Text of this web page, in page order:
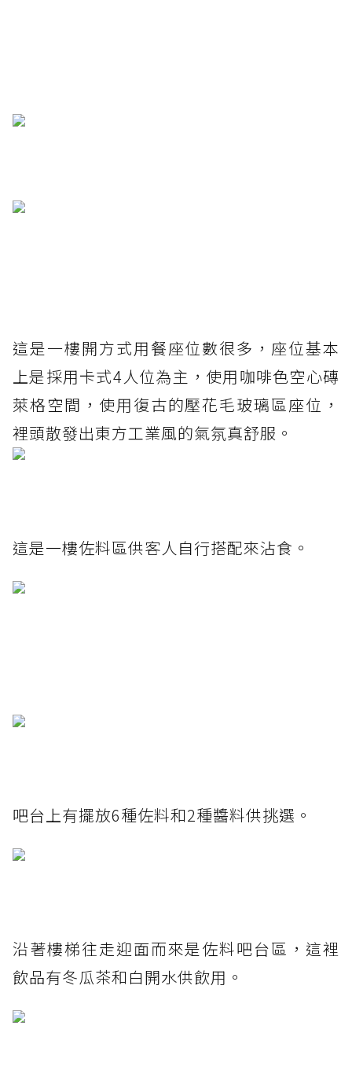
這是一樓開方式用餐座位數很多，座位基本
上是採用卡式4人位為主，使用咖啡色空心磚
萊格空間，使用復古的壓花毛玻璃區座位，
裡頭散發出東方工業風的氣氛真舒服。
這是一樓佐料區供客人自行搭配來沾食。
吧台上有擺放6種佐料和2種醬料供挑選。
沿著樓梯往走迎面而來是佐料吧台區，這裡
飲品有冬瓜茶和白開水供飲用。